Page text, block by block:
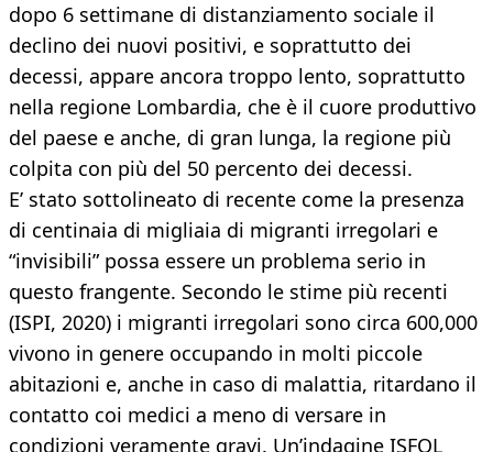
dopo 6 settimane di distanziamento sociale il
declino dei nuovi positivi, e soprattutto dei
decessi, appare ancora troppo lento, soprattutto
nella regione Lombardia, che è il cuore produttivo
del paese e anche, di gran lunga, la regione più
colpita con più del 50 percento dei decessi.
E’ stato sottolineato di recente come la presenza
di centinaia di migliaia di migranti irregolari e
“invisibili” possa essere un problema serio in
questo frangente. Secondo le stime più recenti
(ISPI, 2020) i migranti irregolari sono circa 600,000
vivono in genere occupando in molti piccole
abitazioni e, anche in caso di malattia, ritardano il
contatto coi medici a meno di versare in
condizioni veramente gravi. Un’indagine ISFOL